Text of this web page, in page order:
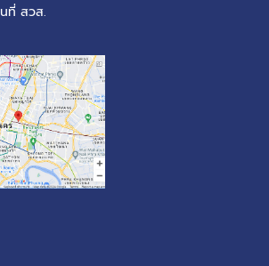
ที่ สวส.